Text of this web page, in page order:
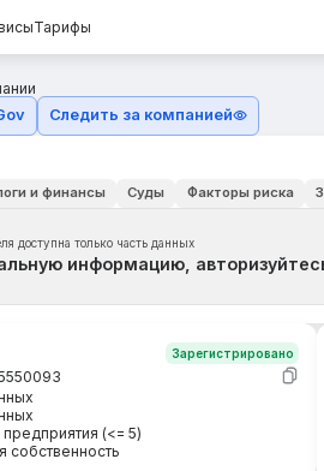
Тарифы
Следить за компанией
и финансы Суды Факторы риска
доступна только часть данных
информацию,
Зарегистрировано
(<= 5)
собственность